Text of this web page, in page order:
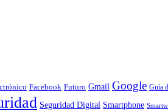
Facebook Futuro Gmail Google Guía
Seguridad Digital Smartphone